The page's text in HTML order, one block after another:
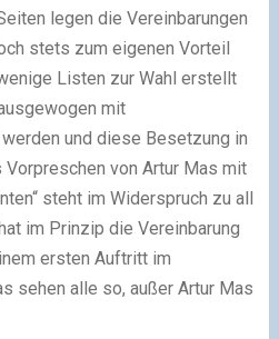
legen die Vereinbarungen
stets zum eigenen Vorteil
Listen zur Wahl erstellt
mit
und diese Besetzung in
von Artur Mas mit
steht im Widerspruch zu all
im Prinzip die Vereinbarung
ersten Auftritt im
sehen alle so, außer Artur Mas